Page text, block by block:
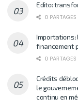
Edito:
0 PARTAGES
Importations:
financement
0 PARTAGES
Crédits
le
continu en